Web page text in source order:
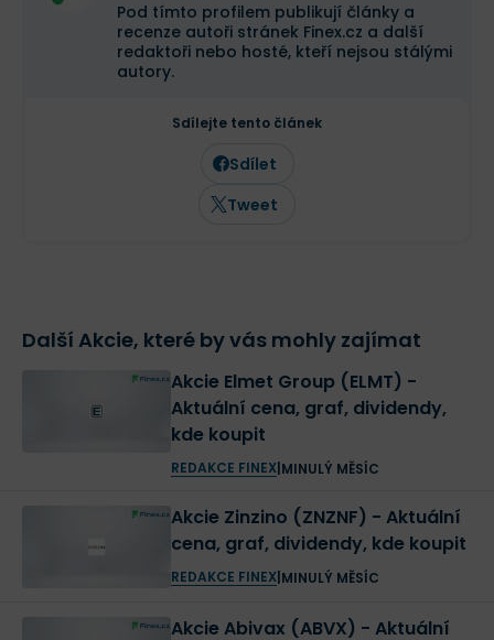
Pod tímto profilem publikují články a
recenze autoři stránek Finex.cz a další
redaktoři nebo hosté, kteří nejsou stálými
autory.
Sdílejte tento článek
Sdílet
Tweet
Další Akcie, které by vás mohly zajímat
Akcie Elmet Group (ELMT) -
Aktuální cena, graf, dividendy,
kde koupit
REDAKCE FINEX| MINULÝ MĚSÍC
Akcie Zinzino (ZNZNF) - Aktuální
cena, graf, dividendy, kde koupit
REDAKCE FINEX| MINULÝ MĚSÍC
Akcie Abivax (ABVX) - Aktuální